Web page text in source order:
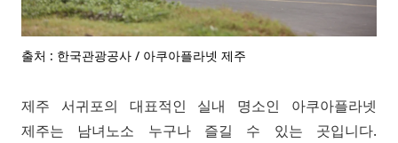
출처 : 한국관광공사 / 아쿠아플라넷 제주
제주 서귀포의 대표적인 실내 명소인 아쿠아플라넷
제주는 남녀노소 누구나 즐길 수 있는 곳입니다.